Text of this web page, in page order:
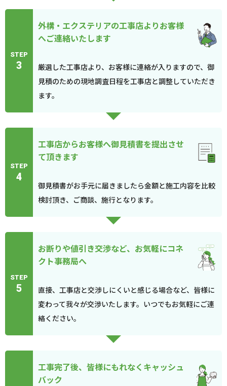
STEP
3
外構・エクステリアの工事店よりお客様
へご連絡いたします
厳選した工事店より、お客様に連絡が入りますので、御
見積のための現地調査日程を工事店と調整していただき
ます。
STEP
4
工事店からお客様へ御見積書を提出させ
て頂きます
御見積書がお手元に届きましたら金額と施工内容を比較
検討頂き、ご商談、施行となります。
STEP
5
お断りや値引き交渉など、お気軽にコネ
クト事務局へ
直接、工事店と交渉しにくいと感じる場合など、皆様に
変わって我々が交渉いたします。いつでもお気軽にご連
絡ください。
工事完了後、皆様にもれなくキャッシュ
バック